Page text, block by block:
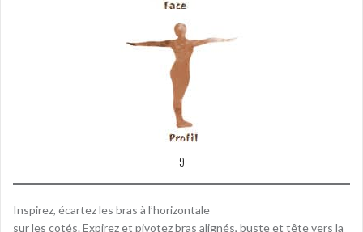
9
Inspirez, écartez les bras à l’horizontale
sur les cotés. Expirez et pivotez bras alignés, buste et tête vers la